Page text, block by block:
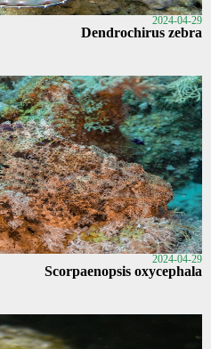
2024-04-29
Dendrochirus zebra
2024-04-29
Scorpaenopsis oxycephala